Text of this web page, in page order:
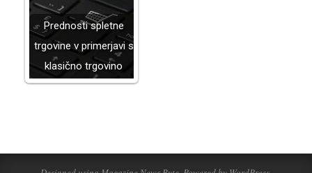
Prednosti spletne
trgovine v primerjavi s
klasično trgovino